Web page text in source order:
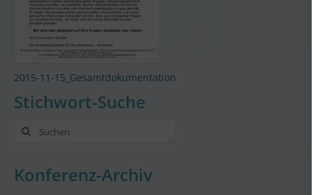
2015-11-15_Gesamtdokumentation
Stichwort-Suche
Suche
nach:
Konferenz-Archiv